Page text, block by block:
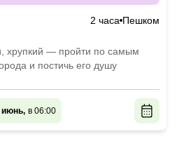
2 часа Пешком
хрупкий — пройти по самым
и постичь его душу
июнь, в 06:00